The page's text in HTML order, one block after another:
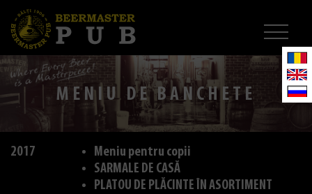
MENIU DE BANCHETE
2017
Meniu pentru copii
SARMALE DE CASĂ
PLATOU DE PLĂCINTE ÎN ASORTIMENT